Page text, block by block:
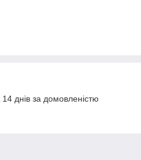
днів за домовленістю